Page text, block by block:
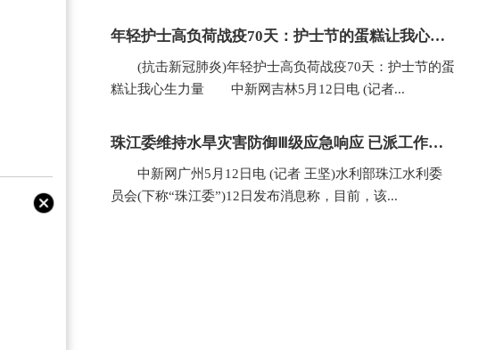
年轻护士高负荷战疫70天：护士节的蛋糕让我心生力量
(抗击新冠肺炎)年轻护士高负荷战疫70天：护士节的蛋
糕让我心生力量 中新网吉林5月12日电 (记者...
珠江委维持水旱灾害防御Ⅲ级应急响应 已派工作组赴粤桂闽等地
中新网广州5月12日电 (记者 王坚)水利部珠江水利委
员会(下称“珠江委”)12日发布消息称，目前，该...